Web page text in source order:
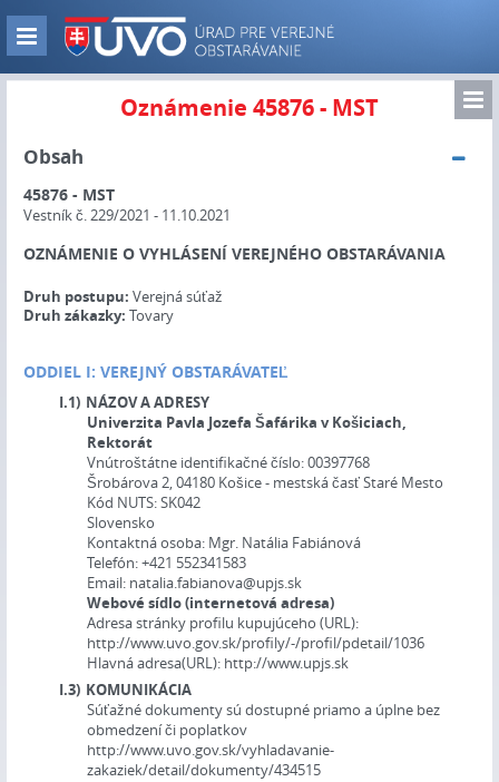
mainZobraz
navigáciu
Oznámenie 45876 - MST
Obsah
45876 - MST
Vestník č. 229/2021 - 11.10.2021
OZNÁMENIE O VYHLÁSENÍ VEREJNÉHO OBSTARÁVANIA
Druh postupu: Verejná súťaž
Druh zákazky: Tovary
ODDIEL I: VEREJNÝ OBSTARÁVATEĽ
I.1) NÁZOV A ADRESY
Univerzita Pavla Jozefa Šafárika v Košiciach,
Rektorát
Vnútroštátne identifikačné číslo:00397768
Šrobárova 2, 04180 Košice - mestská časť Staré Mesto
Kód NUTS:SK042
Slovensko
Kontaktná osoba: Mgr. Natália Fabiánová
Telefón:+421 552341583
Email: natalia.fabianova@upjs.sk
Webové sídlo (internetová adresa)
Adresa stránky profilu kupujúceho (URL):
http://www.uvo.gov.sk/profily/-/profil/pdetail/1036
Hlavná adresa(URL): http://www.upjs.sk
I.3) KOMUNIKÁCIA
Súťažné dokumenty sú dostupné priamo a úplne bez
obmedzení či poplatkov
http://www.uvo.gov.sk/vyhladavanie-
zakaziek/detail/dokumenty/434515